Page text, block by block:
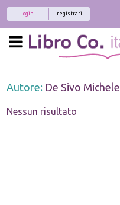
registrati
login
Autore: De Sivo Michele
Nessun risultato